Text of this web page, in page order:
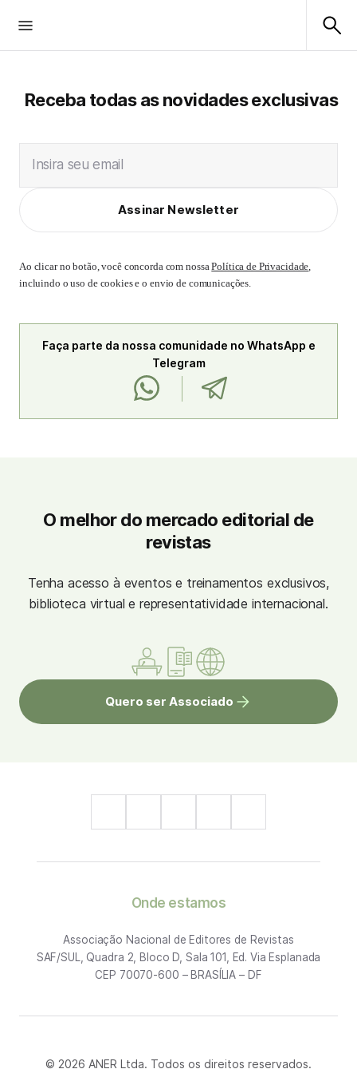
Receba todas as novidades exclusivas
Insira seu email
Assinar Newsletter
Ao clicar no botão, você concorda com nossaPolítica de Privacidade,
incluindo o uso de cookies e o envio de comunicações.
Faça parte da nossa comunidade no WhatsApp e
Telegram
O melhor do mercado editorial de
revistas
Tenha acesso à eventos e treinamentos exclusivos,
biblioteca virtual e representatividade internacional.
Quero ser Associado
Onde estamos
Associação Nacional de Editores de Revistas
SAF/SUL, Quadra 2, Bloco D, Sala 101, Ed. Via Esplanada
CEP 70070-600 – BRASÍLIA – DF
© 2026 ANER Ltda. Todos os direitos reservados.